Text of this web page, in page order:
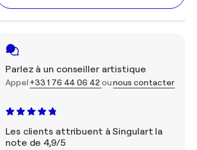
Parlez à un conseiller artistique
Appel +33 1 76 44 06 42 ounous contacter
Les clients attribuent à Singulart la
note de 4,9/5